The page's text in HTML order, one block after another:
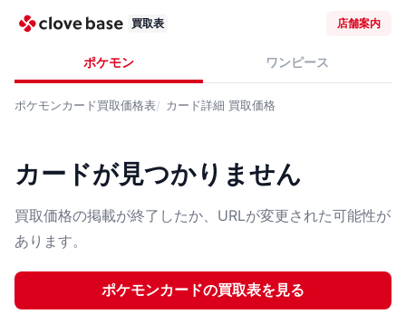
買取表 店舗案内
ポケモン ワンピース
ポケモンカード買取価格表 カード詳細 買取価格
カードが見つかりません
買取価格の掲載が終了したか、URLが変更された可能性が
あります。
ポケモンカードの買取表を見る